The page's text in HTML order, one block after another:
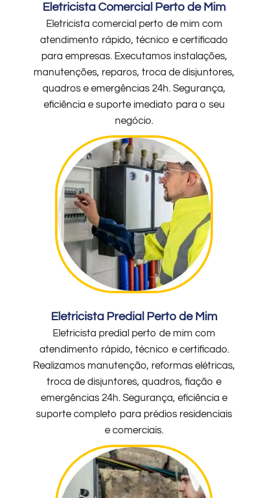
Eletricista Comercial Perto de Mim
Eletricista comercial perto de mim com
atendimento rápido, técnico e certificado
para empresas. Executamos instalações,
manutenções, reparos, troca de disjuntores,
quadros e emergências 24h. Segurança,
eficiência e suporte imediato para o seu
negócio.
Eletricista Predial Perto de Mim
Eletricista predial perto de mim com
atendimento rápido, técnico e certificado.
Realizamos manutenção, reformas elétricas,
troca de disjuntores, quadros, fiação e
emergências 24h. Segurança, eficiência e
suporte completo para prédios residenciais
e comerciais.